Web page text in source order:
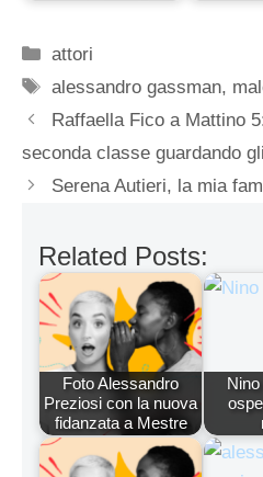
Categorie
attori
Tag
alessandro gassman,
Raffaella Fico a Mattino
seconda classe guardando
Serena Autieri, la mia
Related Posts:
Foto Alessandro
Preziosi con la nuova
fidanzata a Mestre